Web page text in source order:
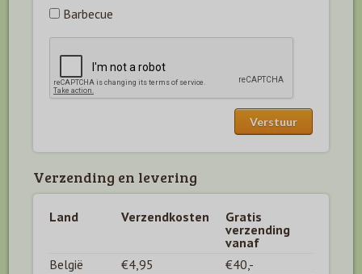
Barbecue
Verzending en levering
Land Verzendkosten
Gratis
verzending
vanaf
België
€4,95
€40,-